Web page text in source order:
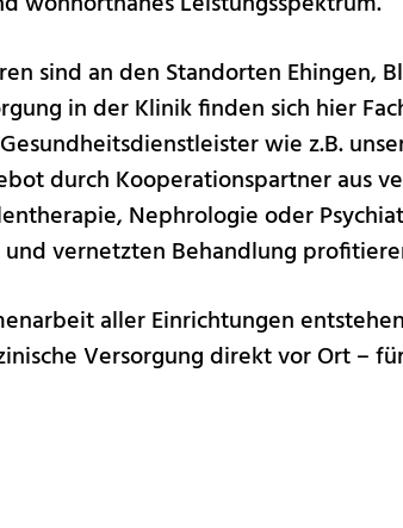
sind an den Standorten Ehingen,
in der Klinik finden sich hier
wie z.B.
durch Kooperationspartner aus
Nephrologie oder
vernetzten Behandlung
aller Einrichtungen
Versorgung direkt vor Ort –